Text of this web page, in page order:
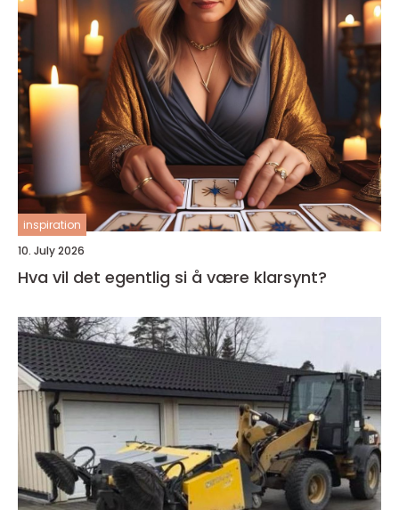
inspiration
10. July 2026
Hva vil det egentlig si å være klarsynt?